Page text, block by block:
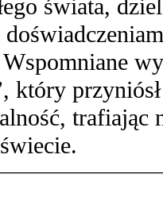
świata,
, który
trafiając